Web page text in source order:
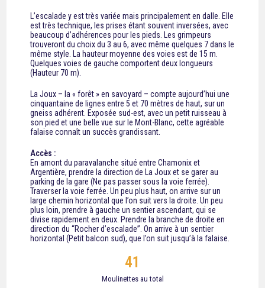
L’escalade y est très variée mais principalement en dalle. Elle
est très technique, les prises étant souvent inversées, avec
beaucoup d’adhérences pour les pieds. Les grimpeurs
trouveront du choix du 3 au 6, avec même quelques 7 dans le
même style. La hauteur moyenne des voies est de 15 m.
Quelques voies de gauche comportent deux longueurs
(Hauteur 70 m).
La Joux – la « forêt » en savoyard – compte aujourd’hui une
cinquantaine de lignes entre 5 et 70 mètres de haut, sur un
gneiss adhérent. Exposée sud-est, avec un petit ruisseau à
son pied et une belle vue sur le Mont-Blanc, cette agréable
falaise connaît un succès grandissant.
Accès :
En amont du paravalanche situé entre Chamonix et
Argentière, prendre la direction de La Joux et se garer au
parking de la gare (Ne pas passer sous la voie ferrée).
Traverser la voie ferrée. Un peu plus haut, on arrive sur un
large chemin horizontal que l’on suit vers la droite. Un peu
plus loin, prendre à gauche un sentier ascendant, qui se
divise rapidement en deux. Prendre la branche de droite en
direction du “Rocher d’escalade”. On arrive à un sentier
horizontal (Petit balcon sud), que l’on suit jusqu’à la falaise.
Moulinettes au total
41